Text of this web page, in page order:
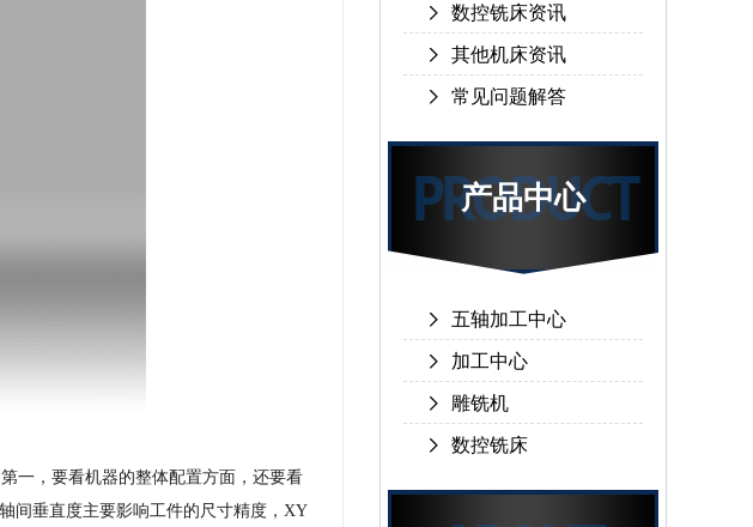
一，要看机器的整体配置方面，还要看
间垂直度主要影响工件的尺寸精度，XY
数控铣床资讯
其他机床资讯
常见问题解答
产品中心
五轴加工中心
加工中心
雕铣机
数控铣床